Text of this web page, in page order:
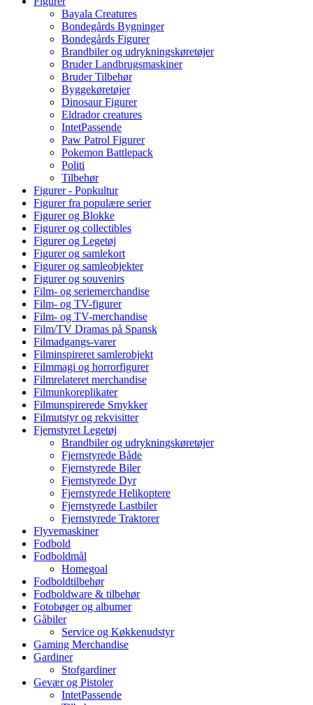
Bayala Creatures
Bondegårds Bygninger
Bondegårds Figurer
Brandbiler og udrykningskøretøjer
Bruder Landbrugsmaskiner
Bruder Tilbehør
Byggekøretøjer
Dinosaur Figurer
Eldrador creatures
IntetPassende
Paw Patrol Figurer
Pokemon Battlepack
Politi
Tilbehør
Figurer - Popkultur
Figurer fra populære serier
Figurer og Blokke
Figurer og collectibles
Figurer og Legetøj
Figurer og samlekort
Figurer og samleobjekter
Figurer og souvenirs
Film- og seriemerchandise
Film- og TV-figurer
Film- og TV-merchandise
Film/TV Dramas på Spansk
Filmadgangs-varer
Filminspireret samlerobjekt
Filmmagi og horrorfigurer
Filmrelateret merchandise
Filmunkoreplikater
Filmunspirerede Smykker
Filmutstyr og rekvisitter
Fjernstyret Legetøj
Brandbiler og udrykningskøretøjer
Fjernstyrede Både
Fjernstyrede Biler
Fjernstyrede Dyr
Fjernstyrede Helikoptere
Fjernstyrede Lastbiler
Fjernstyrede Traktorer
Flyvemaskiner
Fodbold
Fodboldmål
Homegoal
Fodboldtilbehør
Fodboldware & tilbehør
Fotobøger og albumer
Gåbiler
Service og Køkkenudstyr
Gaming Merchandise
Gardiner
Stofgardiner
Gevær og Pistoler
IntetPassende